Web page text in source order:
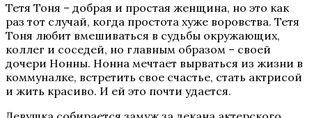
Тетя Тоня – добрая и простая женщина, но это как
раз тот случай, когда простота хуже воровства. Тетя
Тоня любит вмешиваться в судьбы окружающих,
коллег и соседей, но главным образом – своей
дочери Нонны. Нонна мечтает вырваться из жизни в
коммуналке, встретить свое счастье, стать актрисой
и жить красиво. И ей это почти удается.